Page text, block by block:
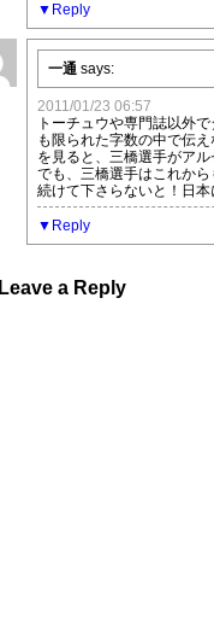
Reply
一通 says:
2011/01/23 06:57
トーチュウや専門誌以外
も限られた字数の中で伝
を見ると、三橋選手がア
でも、三橋選手はこれか
続けて下さらないと！日
Reply
Leave a Reply